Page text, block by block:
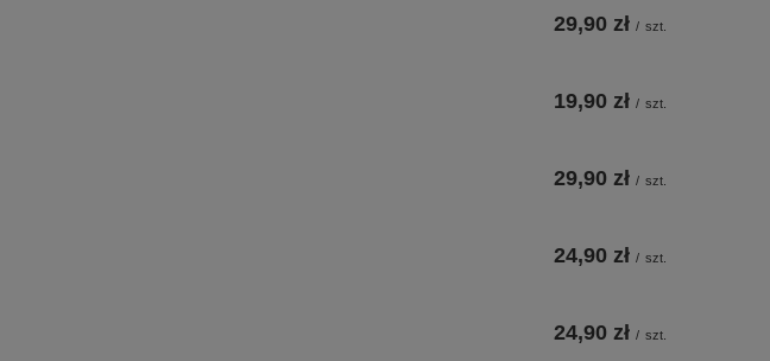
29,90 zł / szt.
19,90 zł / szt.
29,90 zł / szt.
24,90 zł / szt.
24,90 zł / szt.